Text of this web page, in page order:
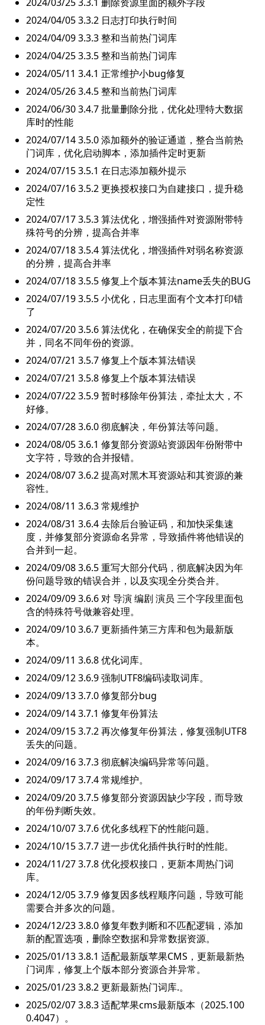
2024/04/05 3.3.2 日志打印执行时间
2024/04/09 3.3.3 整和当前热门词库
2024/04/25 3.3.5 整和当前热门词库
2024/05/11 3.4.1 正常维护小bug修复
2024/05/26 3.4.5 整和当前热门词库
2024/06/30 3.4.7 批量删除分批，优化处理特大数据
库时的性能
2024/07/14 3.5.0 添加额外的验证通道，整合当前热
门词库，优化启动脚本，添加插件定时更新
2024/07/15 3.5.1 在日志添加额外提示
2024/07/16 3.5.2 更换授权接口为自建接口，提升稳
定性
2024/07/17 3.5.3 算法优化，增强插件对资源附带特
殊符号的分辨，提高合并率
2024/07/18 3.5.4 算法优化，增强插件对弱名称资源
的分辨，提高合并率
2024/07/18 3.5.5 修复上个版本算法name丢失的BUG
2024/07/19 3.5.5 小优化，日志里面有个文本打印错
了
2024/07/20 3.5.6 算法优化，在确保安全的前提下合
并，同名不同年份的资源。
2024/07/21 3.5.7 修复上个版本算法错误
2024/07/21 3.5.8 修复上个版本算法错误
2024/07/22 3.5.9 暂时移除年份算法，牵扯太大，不
好修。
2024/07/28 3.6.0 彻底解决，年份算法等问题。
2024/08/05 3.6.1 修复部分资源站资源因年份附带中
文字符，导致的合并报错。
2024/08/07 3.6.2 提高对黑木耳资源站和其资源的兼
容性。
2024/08/11 3.6.3 常规维护
2024/08/31 3.6.4 去除后台验证码，和加快采集速
度，并修复部分资源命名异常，导致插件将他错误的
合并到一起。
2024/09/08 3.6.5 重写大部分代码，彻底解决因为年
份问题导致的错误合并，以及实现全分类合并。
2024/09/09 3.6.6 对 导演 编剧 演员 三个字段里面包
含的特殊符号做兼容处理。
2024/09/10 3.6.7 更新插件第三方库和包为最新版
本。
2024/09/11 3.6.8 优化词库。
2024/09/12 3.6.9 强制UTF8编码读取词库。
2024/09/13 3.7.0 修复部分bug
2024/09/14 3.7.1 修复年份算法
2024/09/15 3.7.2 再次修复年份算法，修复强制UTF8
丢失的问题。
2024/09/16 3.7.3 彻底解决编码异常等问题。
2024/09/17 3.7.4 常规维护。
2024/09/20 3.7.5 修复部分资源因缺少字段，而导致
的年份判断失效。
2024/10/07 3.7.6 优化多线程下的性能问题。
2024/10/15 3.7.7 进一步优化插件执行时的性能。
2024/11/27 3.7.8 优化授权接口，更新本周热门词
库。
2024/12/05 3.7.9 修复因多线程顺序问题，导致可能
需要合并多次的问题。
2024/12/23 3.8.0 修复年数判断和不匹配逻辑，添加
新的配置选项，删除空数据和异常数据资源。
2025/01/13 3.8.1 适配最新版苹果CMS，更新最新热
门词库，修复上个版本部分资源合并异常。
2025/01/23 3.8.2 更新最新热门词库.。
2025/02/07 3.8.3 适配苹果cms最新版本（2025.100
0.4047）。